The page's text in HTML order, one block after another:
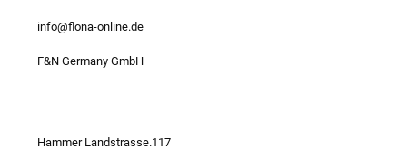
info@flona-online.de
F&N Germany GmbH
Hammer Landstrasse.117